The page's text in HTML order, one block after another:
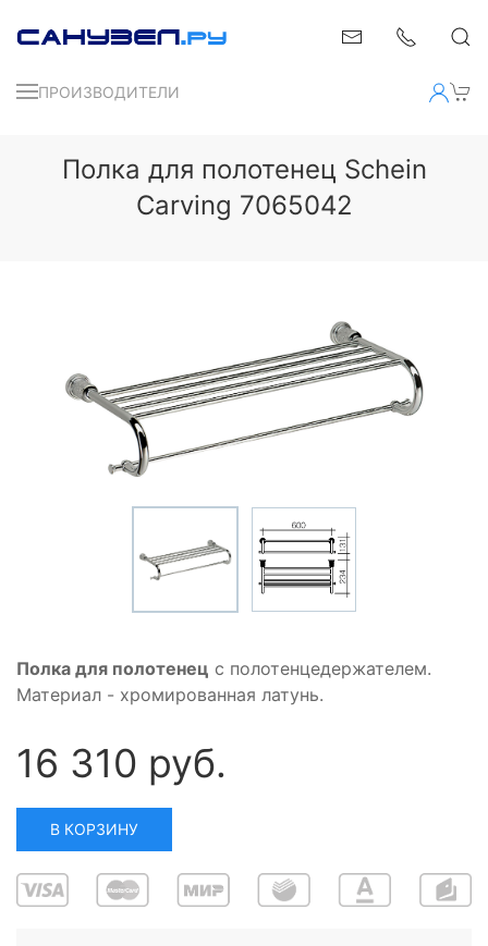
ПРОИЗВОДИТЕЛИ
Полка для полотенец Schein
Carving 7065042
Полка для полотенец с полотенцедержателем.
Материал - хромированная латунь.
16 310 руб.
В КОРЗИНУ